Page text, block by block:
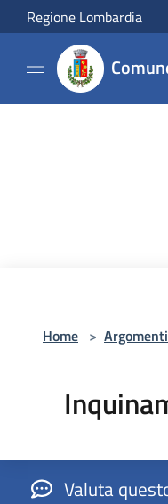
Salta al contenuto principale
Regione Lombardia
Home > Argomenti
Valuta